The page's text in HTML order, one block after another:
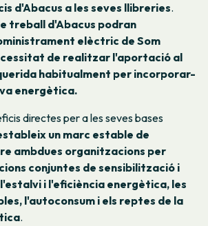
d'Abacus a les seves llibreries.
treball d'Abacus podran
elèctric de Som
de realitzar l'aportació al
habitualment per incorporar-
energètica.
directes per a les seves bases
un marc estable de
ambdues organitzacions per
conjuntes de sensibilització i
i l'eficiència energètica, les
l'autoconsum i els reptes de la
.